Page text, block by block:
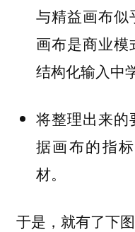
与精益画布似
画布是商业
结构化输入中
将整理出来的
据画布的指
材。
于是，就有了下图